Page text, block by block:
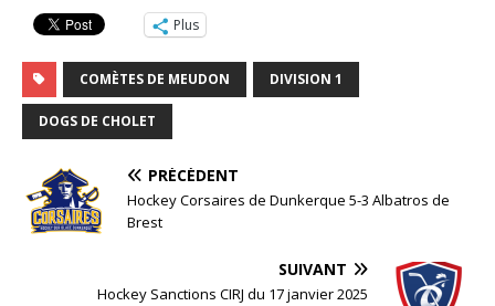
Plus
COMÈTES DE MEUDON DIVISION 1
DOGS DE CHOLET
PRÉCÉDENT
Hockey Corsaires de Dunkerque 5-3 Albatros de
Brest
SUIVANT
Hockey Sanctions CIRJ du 17 janvier 2025